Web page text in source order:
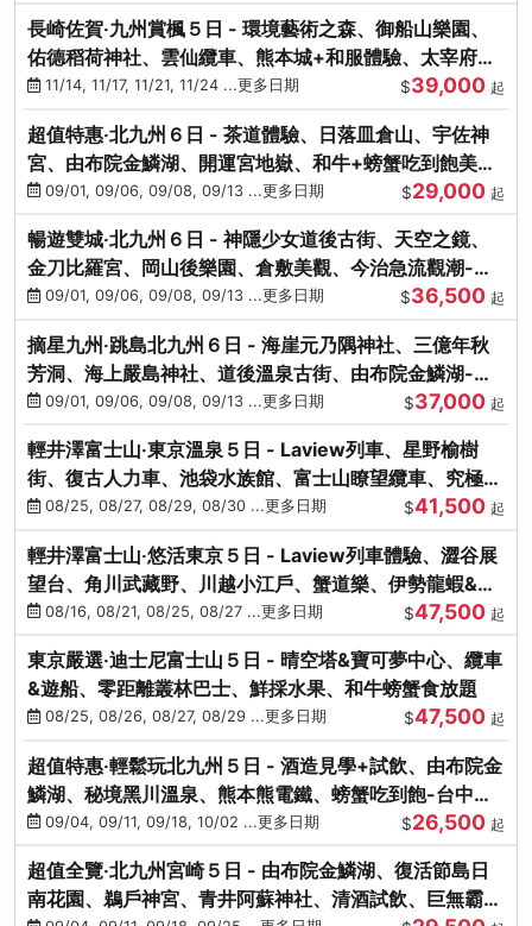
長崎佐賀‧九州賞楓５日 - 環境藝術之森、御船山樂園、
佑德稻荷神社、雲仙纜車、熊本城+和服體驗、太宰府天
滿宮、光明禪寺
11/14, 11/17, 11/21, 11/24 ...更多日期 $39,000 起
超值特惠‧北九州６日 - 茶道體驗、日落皿倉山、宇佐神
宮、由布院金鱗湖、開運宮地嶽、和牛+螃蟹吃到飽美
饌-台中出發
09/01, 09/06, 09/08, 09/13 ...更多日期 $29,000 起
暢遊雙城‧北九州６日 - 神隱少女道後古街、天空之鏡、
金刀比羅宮、岡山後樂園、倉敷美觀、今治急流觀潮-台
中出發
09/01, 09/06, 09/08, 09/13 ...更多日期 $36,500 起
摘星九州‧跳島北九州６日 - 海崖元乃隅神社、三億年秋
芳洞、海上嚴島神社、道後溫泉古街、由布院金鱗湖-台
中出發
09/01, 09/06, 09/08, 09/13 ...更多日期 $37,000 起
輕井澤富士山‧東京溫泉５日 - Laview列車、星野榆樹
街、復古人力車、池袋水族館、富士山瞭望纜車、究極海
鮮食放題
08/25, 08/27, 08/29, 08/30 ...更多日期 $41,500 起
輕井澤富士山‧悠活東京５日 - Laview列車體驗、澀谷展
望台、角川武藏野、川越小江戶、蟹道樂、伊勢龍蝦&海
膽生魚片
08/16, 08/21, 08/25, 08/27 ...更多日期 $47,500 起
東京嚴選‧迪士尼富士山５日 - 晴空塔&寶可夢中心、纜車
&遊船、零距離叢林巴士、鮮採水果、和牛螃蟹食放題
08/25, 08/26, 08/27, 08/29 ...更多日期 $47,500 起
超值特惠‧輕鬆玩北九州５日 - 酒造見學+試飲、由布院金
鱗湖、秘境黑川溫泉、熊本熊電鐵、螃蟹吃到飽-台中出
發09/04, 09/11, 09/18, 10/02 ...更多日期 $26,500 起
超值全覽‧北九州宮崎５日 - 由布院金鱗湖、復活節島日
南花園、鵜戶神宮、青井阿蘇神社、清酒試飲、巨無霸熊